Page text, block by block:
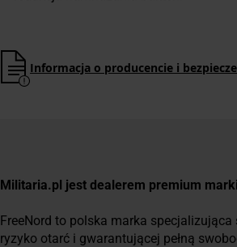
Informacja o producencie i
Militaria.pl jest dealerem premium
FreeNord to polska marka
ryzyko otarć i gwarantującej pełną